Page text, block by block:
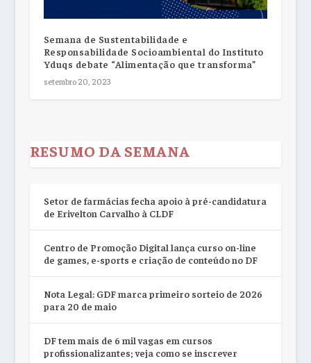
Semana de Sustentabilidade e
Responsabilidade Socioambiental do Instituto
Yduqs debate “Alimentação que transforma”
setembro 20, 2023
RESUMO DA SEMANA
Setor de farmácias fecha apoio à pré-candidatura
de Erivelton Carvalho à CLDF
Centro de Promoção Digital lança curso on-line
de games, e-sports e criação de conteúdo no DF
Nota Legal: GDF marca primeiro sorteio de 2026
para 20 de maio
DF tem mais de 6 mil vagas em cursos
profissionalizantes; veja como se inscrever